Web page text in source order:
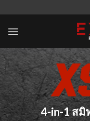
to
content
4-in-1 สมิ